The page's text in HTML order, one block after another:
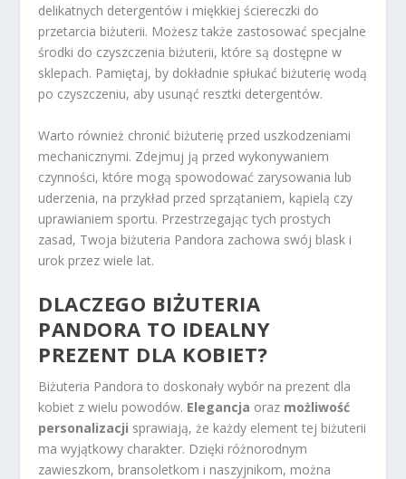
delikatnych detergentów i miękkiej ściereczki do
przetarcia biżuterii. Możesz także zastosować specjalne
środki do czyszczenia biżuterii, które są dostępne w
sklepach. Pamiętaj, by dokładnie spłukać biżuterię wodą
po czyszczeniu, aby usunąć resztki detergentów.
Warto również chronić biżuterię przed uszkodzeniami
mechanicznymi. Zdejmuj ją przed wykonywaniem
czynności, które mogą spowodować zarysowania lub
uderzenia, na przykład przed sprzątaniem, kąpielą czy
uprawianiem sportu. Przestrzegając tych prostych
zasad, Twoja biżuteria Pandora zachowa swój blask i
urok przez wiele lat.
DLACZEGO BIŻUTERIA
PANDORA TO IDEALNY
PREZENT DLA KOBIET?
Biżuteria Pandora to doskonały wybór na prezent dla
kobiet z wielu powodów. Elegancja oraz możliwość
personalizacji sprawiają, że każdy element tej biżuterii
ma wyjątkowy charakter. Dzięki różnorodnym
zawieszkom, bransoletkom i naszyjnikom, można